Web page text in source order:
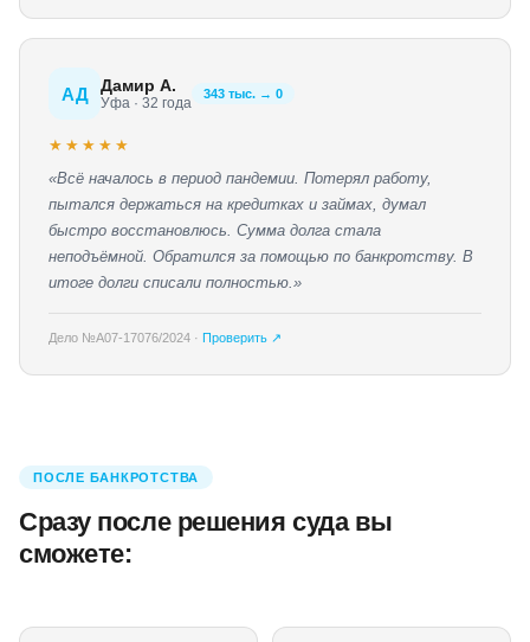
АД Дамир А.
Уфа · 32 года
343 тыс. → 0
★★★★★
«Всё началось в период пандемии. Потерял работу,
пытался держаться на кредитках и займах, думал
быстро восстановлюсь. Сумма долга стала
неподъёмной. Обратился за помощью по банкротству. В
итоге долги списали полностью.»
Дело №А07-17076/2024 · Проверить ↗
ПОСЛЕ БАНКРОТСТВА
Сразу после решения суда вы
сможете: